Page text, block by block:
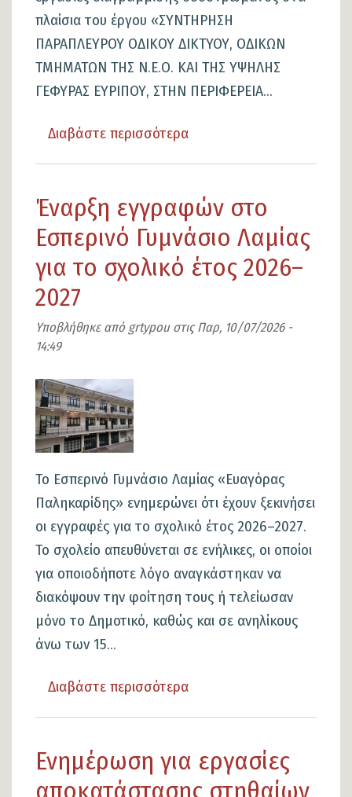
εκκρεμότητας».
πλαίσια του έργου «ΣΥΝΤΗΡΗΣΗ
ΠΑΡΑΠΛΕΥΡΟΥ ΟΔΙΚΟΥ ΔΙΚΤΥΟΥ, ΟΔΙΚΩΝ
ΤΜΗΜΑΤΩΝ ΤΗΣ Ν.Ε.Ο. ΚΑΙ ΤΗΣ ΥΨΗΛΗΣ
ΓΕΦΥΡΑΣ ΕΥΡΙΠΟΥ, ΣΤΗΝ ΠΕΡΙΦΕΡΕΙΑ...
Διαβάστε περισσότερα
Λαμιέων
:
Ενημέρωση
για
εργασιών
Έναρξη εγγραφών στο
Εσπερινό Γυμνάσιο Λαμίας
για το σχολικό έτος 2026–
2027
Υποβλήθηκε από grtypouστιςΠαρ, 10/07/2026 -
14:49
Εικόνα
Το Εσπερινό Γυμνάσιο Λαμίας «Ευαγόρας
Παληκαρίδης» ενημερώνει ότι έχουν ξεκινήσει
οι εγγραφές για το σχολικό έτος 2026–2027.
Το σχολείο απευθύνεται σε ενήλικες, οι οποίοι
για οποιοδήποτε λόγο αναγκάστηκαν να
διακόψουν την φοίτηση τους ή τελείωσαν
μόνο το Δημοτικό, καθώς και σε ανηλίκους
άνω των 15...
Διαβάστε περισσότερα
εγγραφών
στο
Ενημέρωση για εργασίες
αποκατάστασης στηθαίων